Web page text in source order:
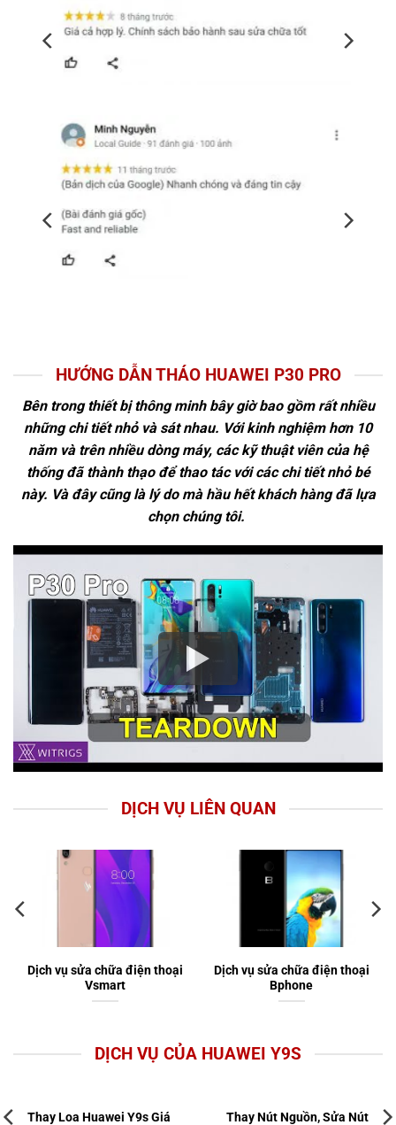
HƯỚNG DẪN THÁO HUAWEI P30 PRO
Bên trong thiết bị thông minh bây giờ bao gồm rất nhiều
những chi tiết nhỏ và sát nhau. Với kinh nghiệm hơn 10
năm và trên nhiều dòng máy, các kỹ thuật viên của hệ
thống đã thành thạo để thao tác với các chi tiết nhỏ bé
này. Và đây cũng là lý do mà hầu hết khách hàng đã lựa
chọn chúng tôi.
DỊCH VỤ LIÊN QUAN
Dịch vụ sửa chữa điện thoại
Vsmart
Dịch vụ sửa chữa điện thoại
Bphone
DỊCH VỤ CỦA HUAWEI Y9S
Thay Loa Huawei Y9s Giá Thay Nút Nguồn, Sửa Nút